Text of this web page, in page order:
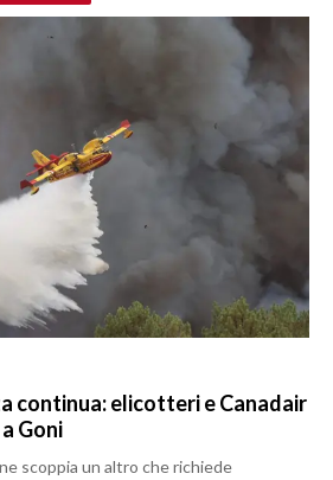
continua: elicotteri e Canadair
Goni
scoppia un altro che richiede